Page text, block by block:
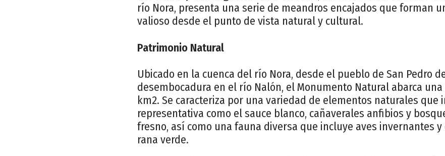
río Nora, presenta una serie de meandros encajados que forman
valioso desde el punto de vista natural y cultural.
Patrimonio Natural
Ubicado en la cuenca del río Nora, desde el pueblo de San Pedro
desembocadura en el río Nalón, el Monumento Natural abarca una
km2. Se caracteriza por una variedad de elementos naturales que
representativa como el sauce blanco, cañaverales anfibios y
fresno, así como una fauna diversa que incluye aves invernantes y
rana verde.